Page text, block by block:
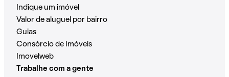
Indique um imóvel
Valor de aluguel por bairro
Guias
Consórcio de Imóveis
Imovelweb
Trabalhe com a gente